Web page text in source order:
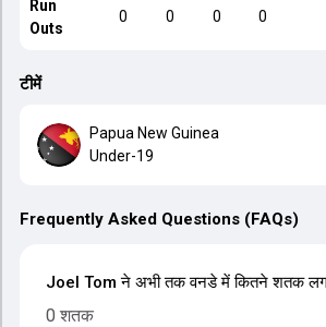
Run
Outs
0 0 0 0
टीमें
Papua New Guinea
Under-19
Frequently Asked Questions (FAQs)
Joel Tom ने अभी तक वनडे में कितने शतक
0 शतक